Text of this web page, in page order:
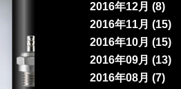
2016年12月 (8)
2016年11月 (15)
2016年10月 (15)
2016年09月 (13)
2016年08月 (7)